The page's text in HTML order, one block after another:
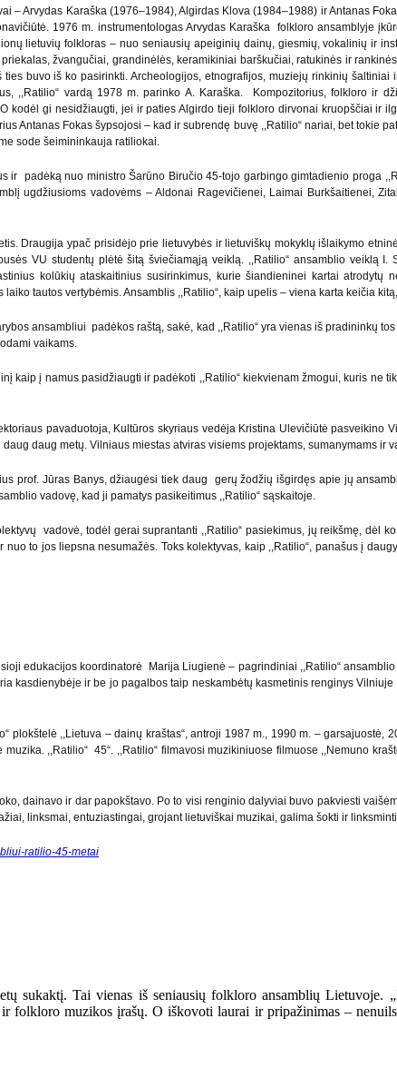
– Arvydas Karaška (1976–1984), Algirdas Klova (1984–1988) ir Antanas
1976 m. instrumentologas Arvydas Karaška folkloro ansamblyje
lietuvių folkloras – nuo seniausių apeiginių dainų, giesmių, vokalinių ir
žvangučiai, grandinėlės, keramikiniai barškučiai, ratukinės ir
buvo iš ko pasirinkti. Archeologijos, etnografijos, muziejų rinkinių
,,Ratilio“ vardą 1978 m. parinko A. Karaška. Kompozitorius, folkloro ir
gi nesidžiaugti, jei ir paties Algirdo tieji folkloro dirvonai kruopščiai ir
Antanas Fokas šypsojosi – kad ir subrendę buvę ,,Ratilio“ nariai, bet tokie
sode šeimininkauja ratiliokai.
ir padėką nuo ministro Šarūno Biručio 45-tojo garbingo gimtadienio proga
ugdžiusioms vadovėms – Aldonai Ragevičienei, Laimai Burkšaitienei,
Draugija ypač prisidėjo prie lietuvybės ir lietuviškų mokyklų išlaikymo
VU studentų plėtė šitą šviečiamąją veiklą. ,,Ratilio“ ansamblio veiklą
kolūkių ataskaitinius susirinkimus, kurie šiandieninei kartai
tautos vertybėmis. Ansamblis ,,Ratilio“, kaip upelis – viena karta keičia
ansambliui padėkos raštą, sakė, kad ,,Ratilio“ yra vienas iš pradininkų
vaikams.
kaip į namus pasidžiaugti ir padėkoti ,,Ratilio“ kiekvienam žmogui, kuris ne
pavaduotoja, Kultūros skyriaus vedėja Kristina Ulevičiūtė pasveikino
daug metų. Vilniaus miestas atviras visiems projektams, sumanymams ir
prof. Jūras Banys, džiaugėsi tiek daug gerų žodžių išgirdęs apie jų
vadovę, kad ji pamatys pasikeitimus ,,Ratilio“ sąskaitoje.
vadovė, todėl gerai suprantanti ,,Ratilio“ pasiekimus, jų reikšmę, dėl
to jos liepsna nesumažės. Toks kolektyvas, kaip ,,Ratilio“, panašus į
edukacijos koordinatorė Marija Liugienė – pagrindiniai ,,Ratilio“
kasdienybėje ir be jo pagalbos taip neskambėtų kasmetinis renginys
plokštelė ,,Lietuva – dainų kraštas“, antroji 1987 m., 1990 m. –
,,Ratilio“ 45“. ,,Ratilio“ filmavosi muzikiniuose filmuose ,,Nemuno
dainavo ir dar papokštavo. Po to visi renginio dalyviai buvo pakviesti
linksmai, entuziastingai, grojant lietuviškai muzikai, galima šokti ir
ratilio-45-metai
sukaktį. Tai vienas iš seniausių folkloro ansamblių Lietuvoje.
muzikos įrašų. O iškovoti laurai ir pripažinimas –